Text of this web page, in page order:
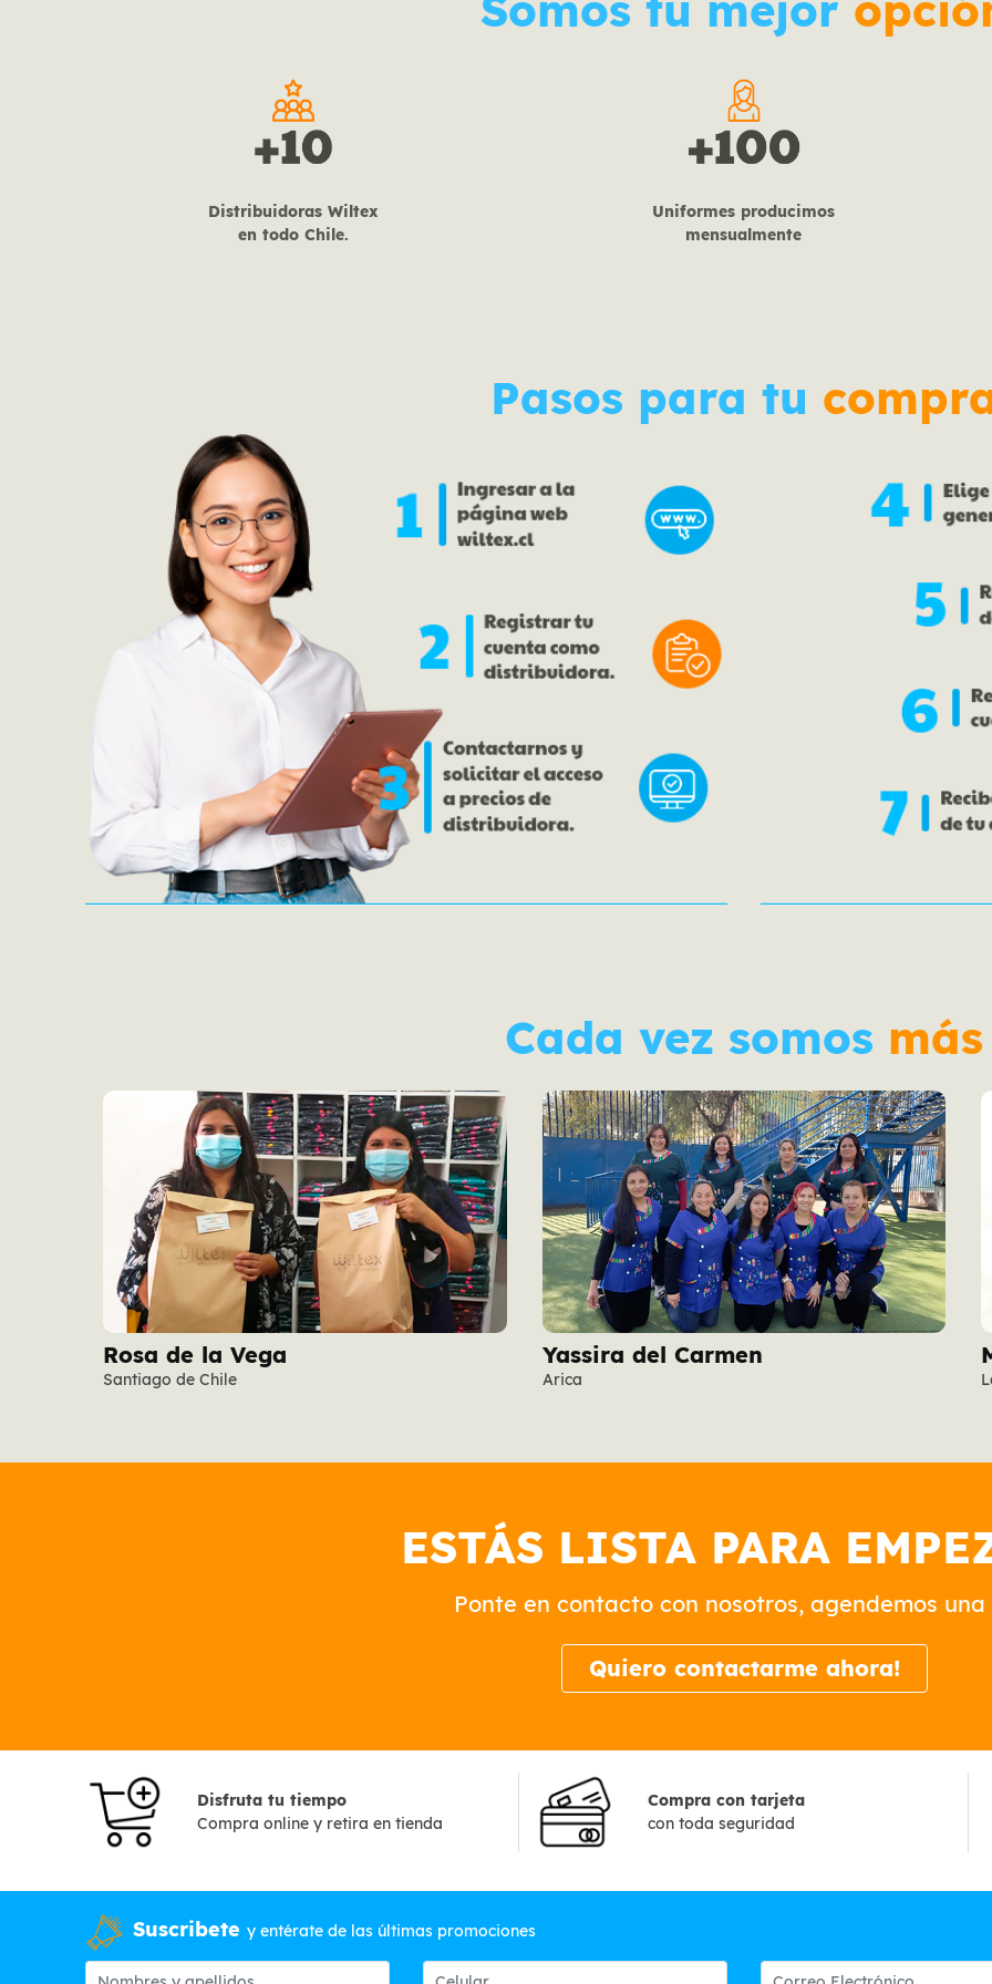
Distribuidoras Wiltex
en todo Chile.
Uniformes producimos
mensualmente
Pasos para tu
Cada vez somos más
Rosa de la Vega
Santiago de Chile
Yassira del Carmen
Arica
ESTÁS LISTA PARA
Ponte en contacto con nosotros, agendemos
Quiero contactarme ahora!
Disfruta tu tiempo
Compra online y retira en tienda
Compra con tarjeta
con toda seguridad
Suscribete y entérate de las últimas promociones